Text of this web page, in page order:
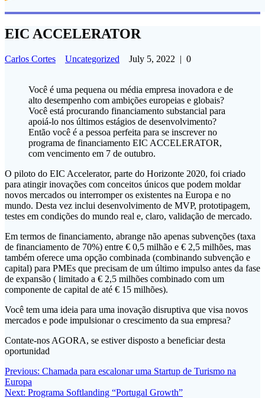
EIC ACCELERATOR
Carlos Cortes Uncategorized July 5, 2022 | 0
Você é uma pequena ou média empresa inovadora e de
alto desempenho com ambições europeias e globais?
Você está procurando financiamento substancial para
apoiá-lo nos últimos estágios de desenvolvimento?
Então você é a pessoa perfeita para se inscrever no
programa de financiamento EIC ACCELERATOR,
com vencimento em 7 de outubro.
O piloto do EIC Accelerator, parte do Horizonte 2020, foi criado
para atingir inovações com conceitos únicos que podem moldar
novos mercados ou interromper os existentes na Europa e no
mundo. Desta vez inclui desenvolvimento de MVP, prototipagem,
testes em condições do mundo real e, claro, validação de mercado.
Em termos de financiamento, abrange não apenas subvenções (taxa
de financiamento de 70%) entre € 0,5 milhão e € 2,5 milhões, mas
também oferece uma opção combinada (combinando subvenção e
capital) para PMEs que precisam de um último impulso antes da fase
de expansão ( limitado a € 2,5 milhões combinado com um
componente de capital de até € 15 milhões).
Você tem uma ideia para uma inovação disruptiva que visa novos
mercados e pode impulsionar o crescimento da sua empresa?
Contate-nos AGORA, se estiver disposto a beneficiar desta
oportunidad
Post
navigation
Previous: Previous
Chamada para escalonar uma Startup de Turismo na
Europa
Next: Next
Programa Softlanding “Portugal Growth”